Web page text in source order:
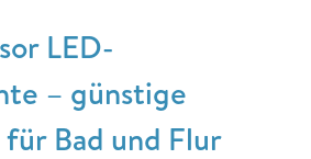
LED-
– günstige
Bad und Flur